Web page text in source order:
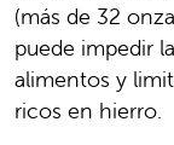
(más de 32
puede impedir
alimentos y
ricos en hierro.